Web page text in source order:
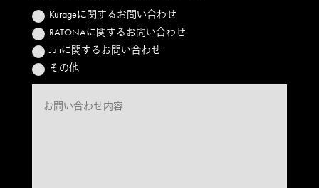
Kurageに関するお問い合わせ
RATONAに関するお問い合わせ
Juliに関するお問い合わせ
その他